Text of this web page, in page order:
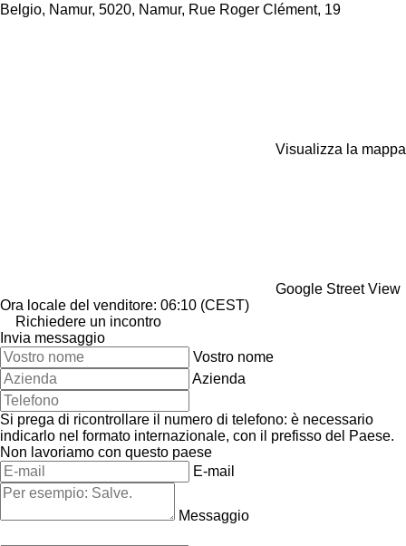
Belgio, Namur, 5020, Namur, Rue Roger Clément, 19
Visualizza la mappa
Google Street View
Ora locale del venditore: 06:10 (CEST)
Richiedere un incontro
Invia messaggio
Vostro nome
Azienda
Si prega di ricontrollare il numero di telefono: è necessario
indicarlo nel formato internazionale, con il prefisso del Paese.
Non lavoriamo con questo paese
E-mail
Messaggio